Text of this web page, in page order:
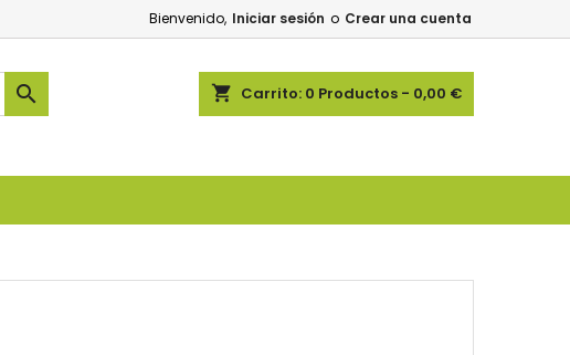
Bienvenido, Iniciar sesión o Crear una cuenta
shopping_cart Carrito: 0 Productos - 0,00 €
